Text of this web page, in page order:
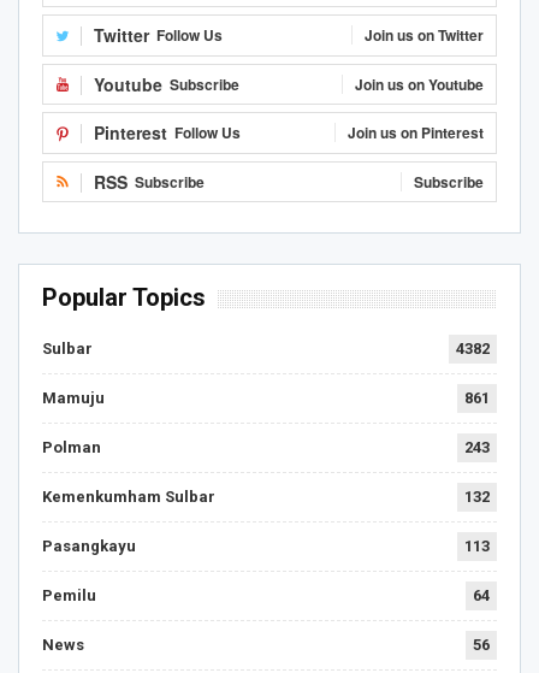
Twitter Follow Us Join us on Twitter
Youtube Subscribe Join us on Youtube
Pinterest Follow Us Join us on Pinterest
RSS Subscribe Subscribe
Popular Topics
Sulbar 4382
Mamuju 861
Polman 243
Kemenkumham Sulbar 132
Pasangkayu 113
Pemilu 64
News 56